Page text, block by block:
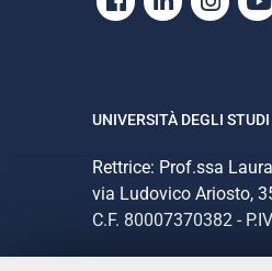
UNIVERSITÀ DEGLI
Rettrice: Prof.ssa
via Ludovico Ariosto,
C.F. 80007370382 -